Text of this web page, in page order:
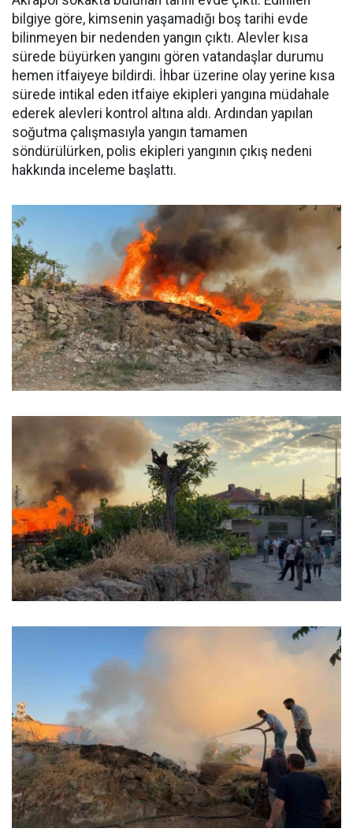
bilgiye göre, kimsenin yaşamadığı boş tarihi evde
bilinmeyen bir nedenden yangın çıktı. Alevler kısa
sürede büyürken yangını gören vatandaşlar durumu
hemen itfaiyeye bildirdi. İhbar üzerine olay yerine kısa
sürede intikal eden itfaiye ekipleri yangına müdahale
ederek alevleri kontrol altına aldı. Ardından yapılan
soğutma çalışmasıyla yangın tamamen
söndürülürken, polis ekipleri yangının çıkış nedeni
hakkında inceleme başlattı.